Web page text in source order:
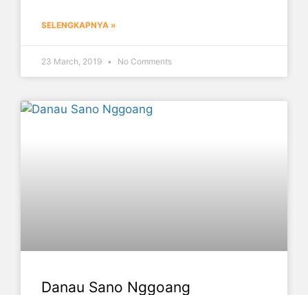
SELENGKAPNYA »
23 March, 2019 No Comments
Danau Sano Nggoang